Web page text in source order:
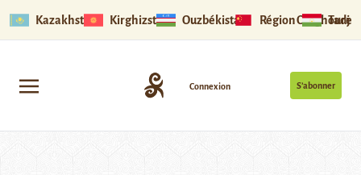
Kazakhstan Kirghizstan Ouzbékistan Région Ouïghoure
S’abonner
Connexion